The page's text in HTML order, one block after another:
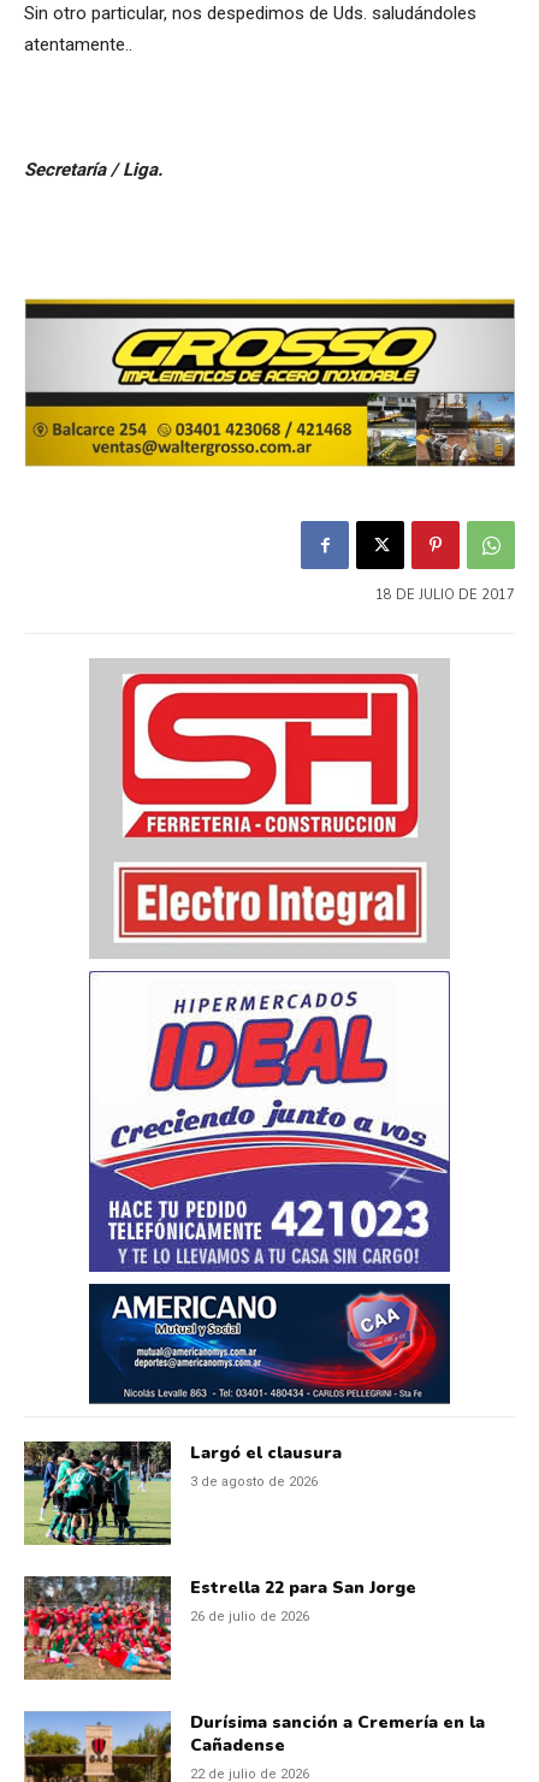
Sin otro particular, nos despedimos de Uds. saludándoles
atentamente..
Secretaría / Liga.
18 DE JULIO DE 2017
Largó el clausura
3 de agosto de 2026
Estrella 22 para San Jorge
26 de julio de 2026
Durísima sanción a Cremería en la
Cañadense
22 de julio de 2026